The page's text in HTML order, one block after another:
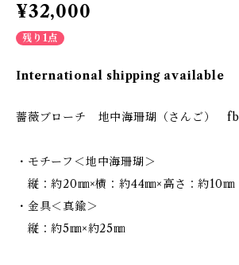
¥32,000
残り1点
International shipping available
薔薇ブローチ 地中海珊瑚（さんご）
・モチーフ＜地中海珊瑚＞
縦：約20㎜×横：約44㎜×高さ：約10㎜
・金具＜真鍮＞
縦：約5㎜×約25㎜